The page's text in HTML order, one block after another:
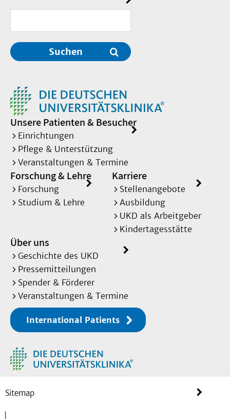
Suchen
Unsere Patienten & Besucher
Einrichtungen
Pflege & Unterstützung
Veranstaltungen & Termine
Forschung & Lehre
Forschung
Studium & Lehre
Karriere
Stellenangebote
Ausbildung
UKD als Arbeitgeber
Kindertagesstätte
Über uns
Geschichte des UKD
Pressemitteilungen
Spender & Förderer
Veranstaltungen & Termine
International Patients
Sitemap